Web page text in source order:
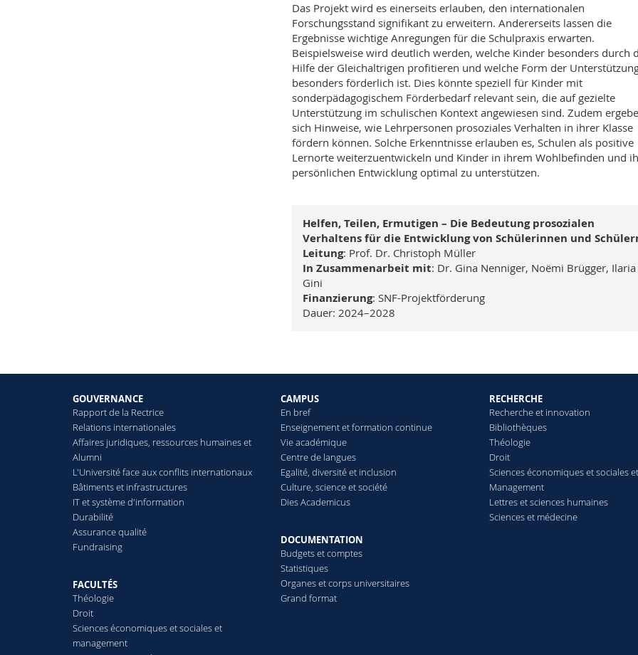
Das Projekt wird es einerseits erlauben, den internationalen
Forschungsstand signifikant zu erweitern. Andererseits lassen die
Ergebnisse wichtige Anregungen für die Schulpraxis erwarten.
Beispielsweise wird deutlich werden, welche Kinder besonders durch
Hilfe der Gleichaltrigen profitieren und welche Form der
besonders förderlich ist. Dies könnte speziell für Kinder mit
sonderpädagogischem Förderbedarf relevant sein, die auf gezielte
Unterstützung im schulischen Kontext angewiesen sind. Zudem
sich Hinweise, wie Lehrpersonen prosoziales Verhalten in ihrer Klasse
fördern können. Solche Erkenntnisse erlauben es, Schulen als positive
Lernorte weiterzuentwickeln und Kinder in ihrem Wohlbefinden und
persönlichen Entwicklung optimal zu unterstützen.
Helfen, Teilen, Ermutigen – Die Bedeutung prosozialen
Verhaltens für die Entwicklung von Schülerinnen und
Leitung: Prof. Dr. Christoph Müller
In Zusammenarbeit mit: Dr. Gina Nenniger, Noëmi Brügger, Ilaria
Gini
Finanzierung: SNF-Projektförderung
Dauer: 2024–2028
GOUVERNANCE
Rapport de la Rectrice
Relations internationales
Affaires juridiques, ressources humaines et
Alumni
L'Université face aux conflits internationaux
Bâtiments et infrastructures
IT et système d'information
Durabilité
Assurance qualité
Fundraising
FACULTÉS
Théologie
Droit
Sciences économiques et sociales et
management
CAMPUS
En bref
Enseignement et formation continue
Vie académique
Centre de langues
Egalité, diversité et inclusion
Culture, science et société
Dies Academicus
DOCUMENTATION
Budgets et comptes
Statistiques
Organes et corps universitaires
Grand format
RECHERCHE
Recherche et innovation
Bibliothèques
Théologie
Droit
Sciences économiques et sociales et
Management
Lettres et sciences humaines
Sciences et médecine